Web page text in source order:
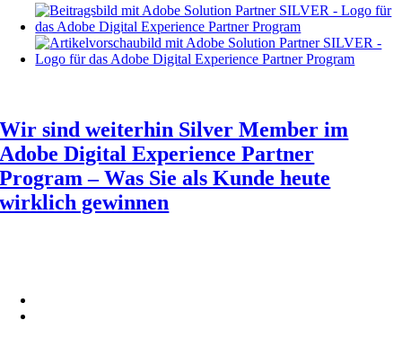
Wir sind weiterhin Silver Member im
Adobe Digital Experience Partner
Program – Was Sie als Kunde heute
wirklich gewinnen